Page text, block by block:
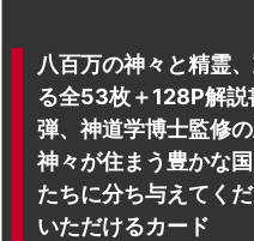
八百万の神々と精霊
る全53枚＋128P解
弾、神道学博士監修
神々が住まう豊かな
たちに分ち与えてく
いただけるカード